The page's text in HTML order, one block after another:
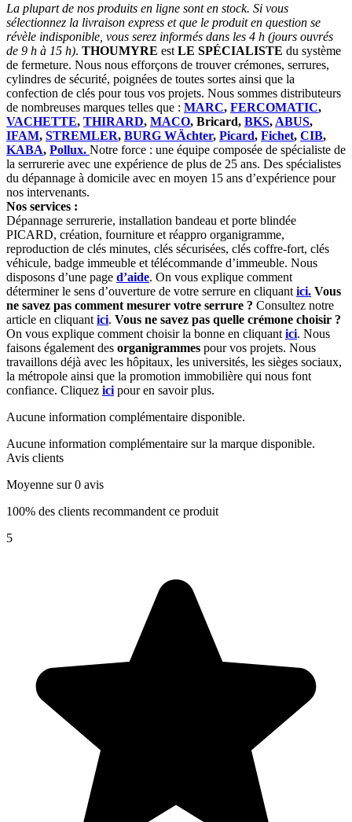
La plupart de nos produits en ligne sont en stock. Si vous
sélectionnez la livraison express et que le produit en question se
révèle indisponible, vous serez informés dans les 4 h (jours ouvrés
de 9 h à 15 h). THOUMYRE est LE SPÉCIALISTE du système
de fermeture. Nous nous efforçons de trouver crémones, serrures,
cylindres de sécurité, poignées de toutes sortes ainsi que la
confection de clés pour tous vos projets. Nous sommes distributeurs
de nombreuses marques telles que : MARC, FERCOMATIC,
VACHETTE, THIRARD, MACO, Bricard, BKS, ABUS,
IFAM, STREMLER, BURG WÄchter, Picard, Fichet, CIB,
KABA, Pollux. Notre force : une équipe composée de spécialiste de
la serrurerie avec une expérience de plus de 25 ans. Des spécialistes
du dépannage à domicile avec en moyen 15 ans d’expérience pour
nos intervenants.
Nos services :
Dépannage serrurerie, installation bandeau et porte blindée
PICARD, création, fourniture et réappro organigramme,
reproduction de clés minutes, clés sécurisées, clés coffre-fort, clés
véhicule, badge immeuble et télécommande d’immeuble. Nous
disposons d’une page d’aide. On vous explique comment
déterminer le sens d’ouverture de votre serrure en cliquant ici. Vous
ne savez pas comment mesurer votre serrure ? Consultez notre
article en cliquant ici. Vous ne savez pas quelle crémone choisir ?
On vous explique comment choisir la bonne en cliquant ici. Nous
faisons également des organigrammes pour vos projets. Nous
travaillons déjà avec les hôpitaux, les universités, les sièges sociaux,
la métropole ainsi que la promotion immobilière qui nous font
confiance. Cliquez ici pour en savoir plus.
Aucune information complémentaire disponible.
Aucune information complémentaire sur la marque disponible.
Avis clients
Moyenne sur 0 avis
100% des clients recommandent ce produit
5